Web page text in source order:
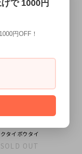
クタイ ボウタイ
ビンテージ ホワイト ライ
クタイ ボウタイ
SOLD OUT
で 1000円
円OFF！